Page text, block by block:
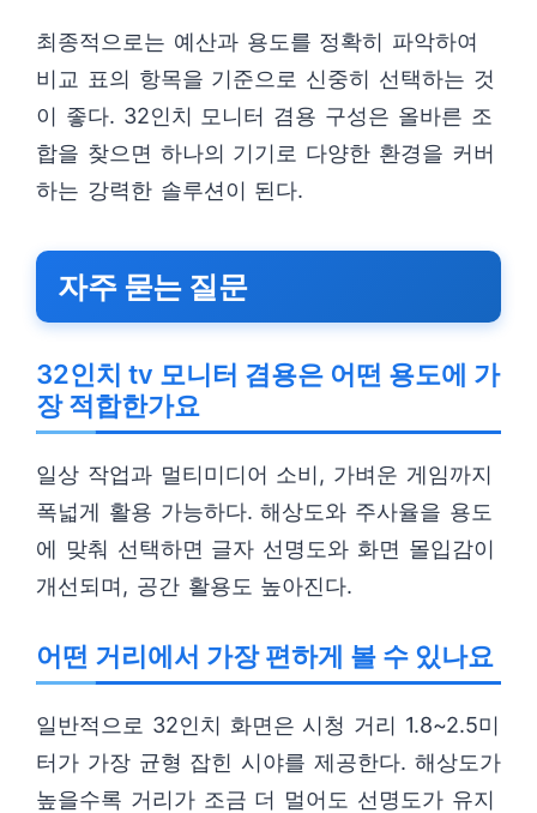
최종적으로는 예산과 용도를 정확히 파악하여
비교 표의 항목을 기준으로 신중히 선택하는 것
이 좋다. 32인치 모니터 겸용 구성은 올바른 조
합을 찾으면 하나의 기기로 다양한 환경을 커버
하는 강력한 솔루션이 된다.
자주 묻는 질문
32인치 tv 모니터 겸용은 어떤 용도에 가
장 적합한가요
일상 작업과 멀티미디어 소비, 가벼운 게임까지
폭넓게 활용 가능하다. 해상도와 주사율을 용도
에 맞춰 선택하면 글자 선명도와 화면 몰입감이
개선되며, 공간 활용도 높아진다.
어떤 거리에서 가장 편하게 볼 수 있나요
일반적으로 32인치 화면은 시청 거리 1.8~2.5미
터가 가장 균형 잡힌 시야를 제공한다. 해상도가
높을수록 거리가 조금 더 멀어도 선명도가 유지